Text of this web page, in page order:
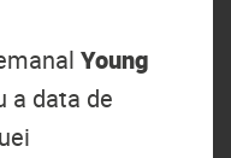
Young
a data de